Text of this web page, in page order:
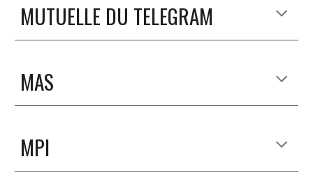
MUTUELLE DU TELEGRAM
MAS
MPI